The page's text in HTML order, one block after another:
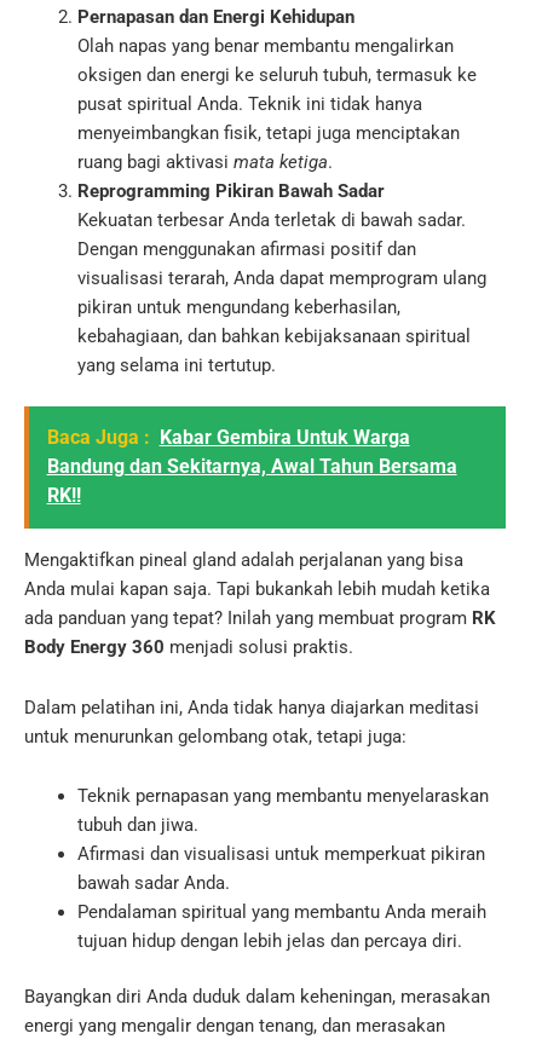
Pernapasan dan Energi Kehidupan
Olah napas yang benar membantu mengalirkan
oksigen dan energi ke seluruh tubuh, termasuk ke
pusat spiritual Anda. Teknik ini tidak hanya
menyeimbangkan fisik, tetapi juga menciptakan
ruang bagi aktivasi mata ketiga.
Reprogramming Pikiran Bawah Sadar
Kekuatan terbesar Anda terletak di bawah sadar.
Dengan menggunakan afirmasi positif dan
visualisasi terarah, Anda dapat memprogram ulang
pikiran untuk mengundang keberhasilan,
kebahagiaan, dan bahkan kebijaksanaan spiritual
yang selama ini tertutup.
Baca Juga : Kabar Gembira Untuk Warga
Bandung dan Sekitarnya, Awal Tahun Bersama
RK!!
Mengaktifkan pineal gland adalah perjalanan yang bisa
Anda mulai kapan saja. Tapi bukankah lebih mudah ketika
ada panduan yang tepat? Inilah yang membuat program RK
Body Energy 360 menjadi solusi praktis.
Dalam pelatihan ini, Anda tidak hanya diajarkan meditasi
untuk menurunkan gelombang otak, tetapi juga:
Teknik pernapasan yang membantu menyelaraskan
tubuh dan jiwa.
Afirmasi dan visualisasi untuk memperkuat pikiran
bawah sadar Anda.
Pendalaman spiritual yang membantu Anda meraih
tujuan hidup dengan lebih jelas dan percaya diri.
Bayangkan diri Anda duduk dalam keheningan, merasakan
energi yang mengalir dengan tenang, dan merasakan